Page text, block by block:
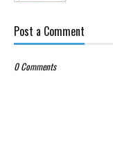
Post a Comment
0 Comments